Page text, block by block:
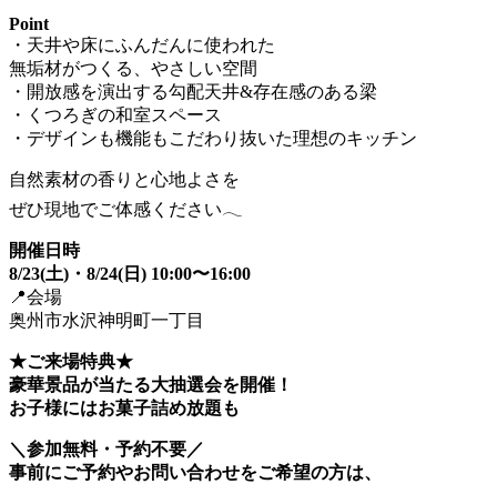
Point
・天井や床にふんだんに使われた
無垢材がつくる、やさしい空間
・開放感を演出する勾配天井&存在感のある梁
・くつろぎの和室スペース
・デザインも機能もこだわり抜いた理想のキッチン
自然素材の香りと心地よさを
ぜひ現地でご体感ください𓂃
開催日時
8/23(土)・8/24(日) 10:00〜16:00
📍会場
奥州市水沢神明町一丁目
★ご来場特典★
豪華景品が当たる大抽選会を開催！
お子様にはお菓子詰め放題も
＼参加無料・予約不要／
事前にご予約やお問い合わせをご希望の方は、